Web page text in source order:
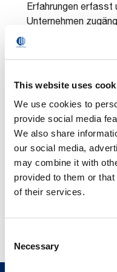
This website uses
We use cookies to
provide social media
We also share
our social media,
may combine it with
provided to them or
of their services.
Selection
Necessary
Erfahrungen erfasst
Unternehmen
Gewährleistung,